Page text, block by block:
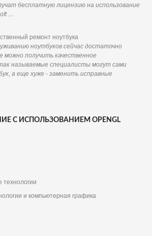
бесплатную лицензию на использование
…
ремонт ноутбука
ноутбуков сейчас достаточно
можно получить качественное
называемые специалисты могут сами
а еще хуже - заменить исправные
С ИСПОЛЬЗОВАНИЕМ OPENGL
и компьютерная графика